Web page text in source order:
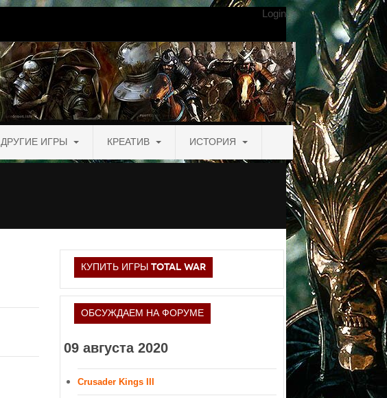
Login
ДРУГИЕ ИГРЫ КРЕАТИВ ИСТОРИЯ
КУПИТЬ ИГРЫ TOTAL WAR
ОБСУЖДАЕМ НА ФОРУМЕ
09 августа 2020
Crusader Kings III